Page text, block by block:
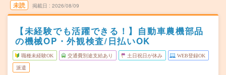
未読 掲載日 2026/08/09
【未経験でも活躍できる！】自動車農機部品
の機械OP・外観検査/日払いOK
職種未経験OK 交通費別途支給あり 土日祝日が休み WEB登録OK
派遣